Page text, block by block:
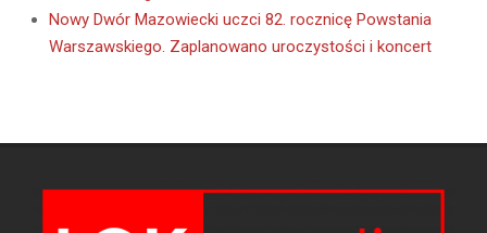
Nowy Dwór Mazowiecki uczci 82. rocznicę Powstania
Warszawskiego. Zaplanowano uroczystości i koncert